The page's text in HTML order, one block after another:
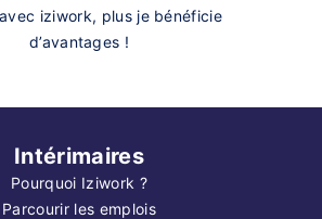
iziwork, plus je bénéficie
d’avantages !
Intérimaires
Pourquoi Iziwork ?
Parcourir les emplois